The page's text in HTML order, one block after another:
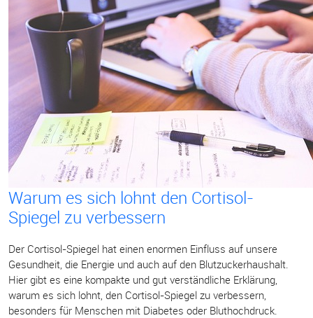
Warum es sich lohnt den Cortisol-
Spiegel zu verbessern
Der Cortisol-Spiegel hat einen enormen Einfluss auf unsere
Gesundheit, die Energie und auch auf den Blutzuckerhaushalt.
Hier gibt es eine kompakte und gut verständliche Erklärung,
warum es sich lohnt, den Cortisol-Spiegel zu verbessern,
besonders für Menschen mit Diabetes oder Bluthochdruck.